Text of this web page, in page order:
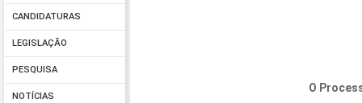
CANDIDATURAS
LEGISLAÇÃO
PESQUISA
NOTÍCIAS
O